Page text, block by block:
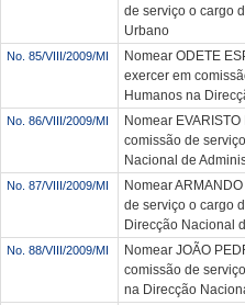
de serviço o cargo
Urbano
No. 85/VIII/2009/MI
Nomear ODETE
exercer em
Humanos na
No. 86/VIII/2009/MI
Nomear
comissão de
Nacional de
No. 87/VIII/2009/MI
Nomear
de serviço o cargo
Direcção Nacional
No. 88/VIII/2009/MI
Nomear JOÃO
comissão de
na Direcção